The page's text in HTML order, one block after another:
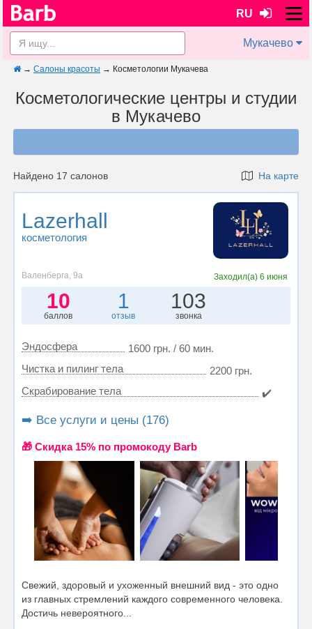
RU
Мукачево
→ Салоны красоты → Косметологии Мукачева
Косметологические центры и студии
в Мукачево
Найдено 17 салонов На карте
Lazerhall
косметология
Валенберга, 9а Заходил(а)6 июня
10
баллов
1
отзыв
103
звонка
Эндосфера
1600 грн. / 60 мин.
Чистка и пилинг тела
2200 грн.
Скрабирование тела
✔️
➡️ Все услуги и цены (176)
🎁 Cкидка 15% по промокоду Barb
Свежий, здоровый и ухоженный внешний вид - это одно
из главных стремлений каждого современного человека.
Достичь невероятного...